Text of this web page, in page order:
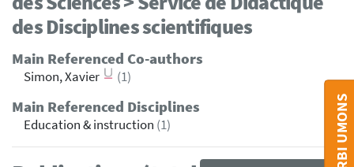
des Disciplines scientifiques
Main Referenced Co-authors
Simon, Xavier (1)
Main Referenced Disciplines
Education & instruction (1)